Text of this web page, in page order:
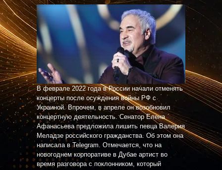
В феврале 2022 года в России начали отменять
концерты после осуждения войны РФ с
Украиной. Впрочем, в апреле он возобновил
концертную деятельность. Сенатор Елена
Афанасьева предложила лишить певца Валерия
Меладзе российского гражданства. Об этом она
написала в Telegram. Отмечается, что на
новогоднем корпоративе в Дубае артист во
время разговора с поклонником, который